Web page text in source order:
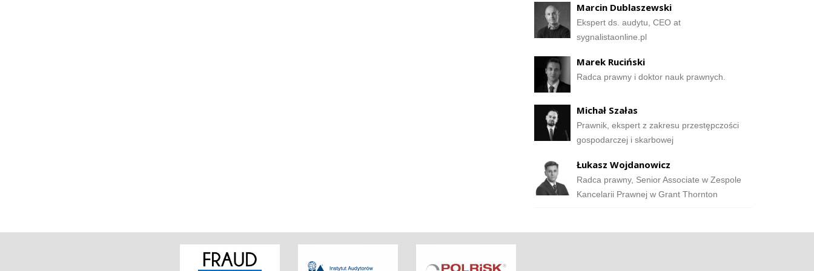
Marcin Dublaszewski
Ekspert ds. audytu, CEO at
sygnalistaonline.pl
Marek Ruciński
Radca prawny i doktor nauk prawnych.
Michał Szałas
Prawnik, ekspert z zakresu przestępczości
gospodarczej i skarbowej
Łukasz Wojdanowicz
Radca prawny, Senior Associate w Zespole
Kancelarii Prawnej w Grant Thornton